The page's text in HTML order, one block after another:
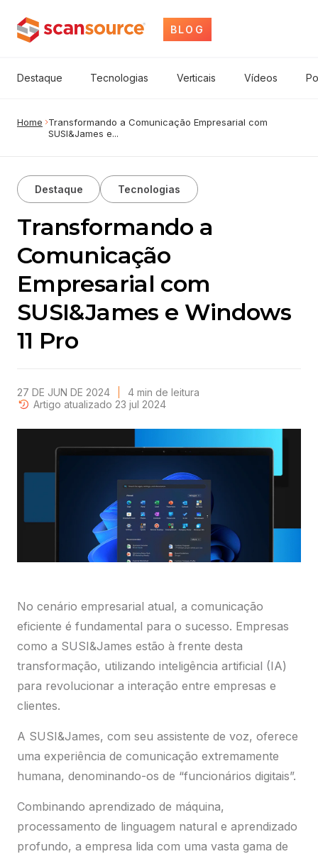
BLOG
Destaque Tecnologias Verticais Vídeos
Home
Transformando a Comunicação Empresarial com
SUSI&James e...
Destaque Tecnologias
Transformando a
Comunicação
Empresarial com
SUSI&James e Windows
11 Pro
27 DE JUN DE 2024 4 min de leitura
Artigo atualizado 23 jul 2024
No cenário empresarial atual, a comunicação
eficiente é fundamental para o sucesso. Empresas
como a SUSI&James estão à frente desta
transformação, utilizando inteligência artificial (IA)
para revolucionar a interação entre empresas e
clientes.
A SUSI&James, com seu assistente de voz, oferece
uma experiência de comunicação extremamente
humana, denominando-os de “funcionários digitais”.
Combinando aprendizado de máquina,
processamento de linguagem natural e aprendizado
profundo, a empresa lida com uma vasta gama de